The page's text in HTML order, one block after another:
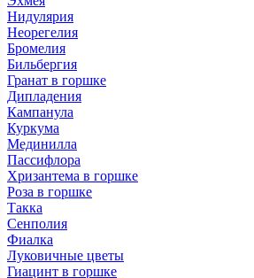
Нидулярия
Неорегелия
Бромелия
Бильбергия
Гранат в горшке
Дипладения
Кампанула
Куркума
Мединилла
Пассифлора
Хризантема в горшке
Роза в горшке
Такка
Сенполия
Фиалка
Луковичные цветы
Гиацинт в горшке